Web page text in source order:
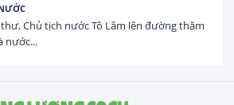
thư, Chủ tịch nước Tô Lâm lên đường thăm
nước...